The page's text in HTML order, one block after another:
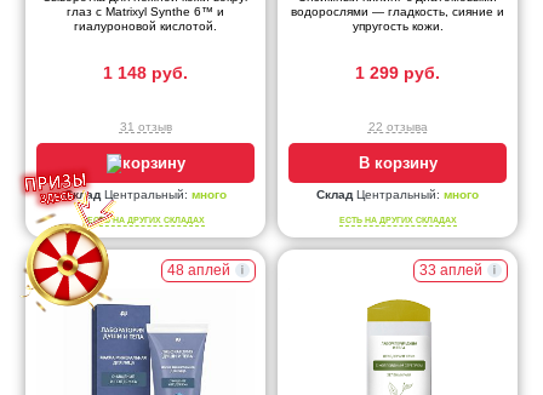
глаз с Matrixyl Synthe 6™ и
гиалуроновой кислотой.
1 148 руб.
31 отзыв
В корзину
Склад Центральный: много
ЕСТЬ НА ДРУГИХ СКЛАДАХ
водорослями — гладкость, сияние и
упругость кожи.
1 299 руб.
22 отзыва
В корзину
Склад Центральный: много
ЕСТЬ НА ДРУГИХ СКЛАДАХ
48 аплей 33 аплей